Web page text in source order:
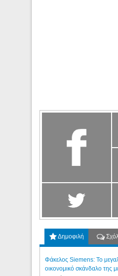
Δημοφιλή
Φάκελος Siemens: Το
οικονομικό σκάνδαλο της